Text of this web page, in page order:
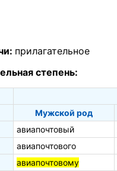
прилагательное
степень:
Мужской род
авиапочтовый
авиапочтового
авиапочтовому